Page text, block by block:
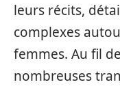
leurs récits,
complexes
femmes. Au fil
nombreuses